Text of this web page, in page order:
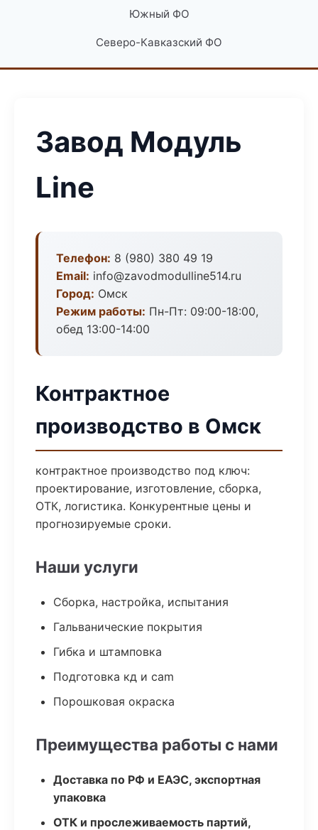
Южный ФО
Северо-Кавказский ФО
Завод Модуль
Line
Телефон: 8 (980) 380 49 19
Email: info@zavodmodulline514.ru
Город: Омск
Режим работы: Пн-Пт: 09:00-18:00,
обед 13:00-14:00
Контрактное
производство в Омск
контрактное производство под ключ:
проектирование, изготовление, сборка,
ОТК, логистика. Конкурентные цены и
прогнозируемые сроки.
Наши услуги
Сборка, настройка, испытания
Гальванические покрытия
Гибка и штамповка
Подготовка кд и cam
Порошковая окраска
Преимущества работы с нами
Доставка по РФ и ЕАЭС, экспортная
упаковка
ОТК и прослеживаемость партий,